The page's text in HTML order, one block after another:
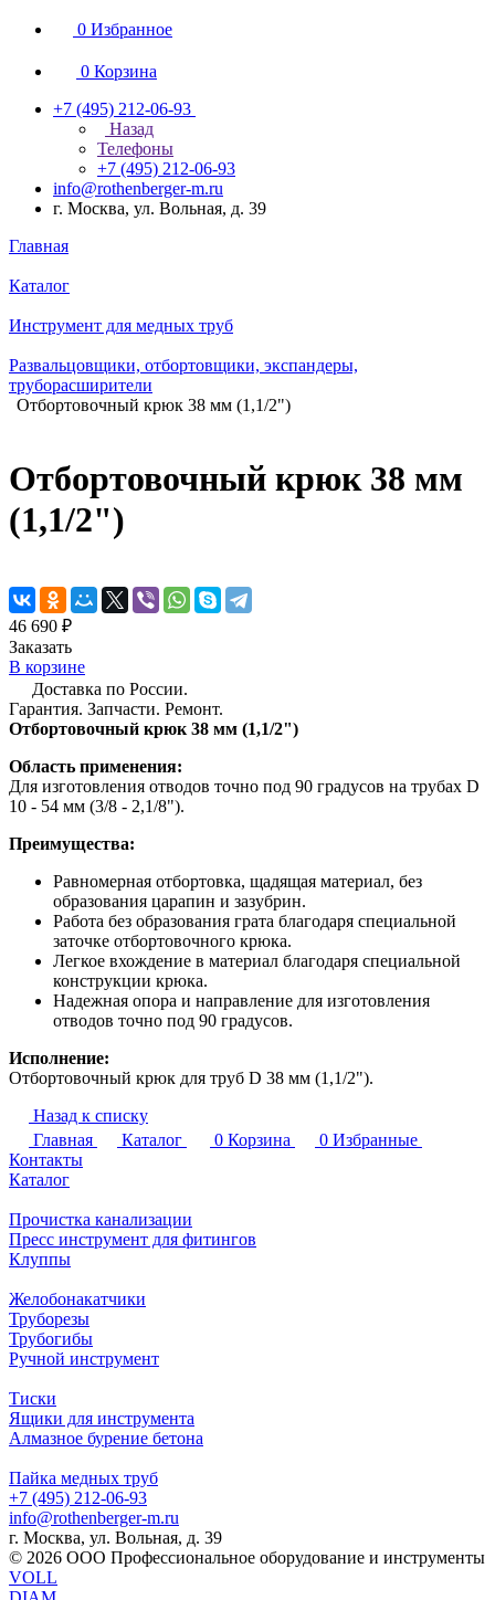
0 Избранное
0 Корзина
+7 (495) 212-06-93
Назад
Телефоны
+7 (495) 212-06-93
info@rothenberger-m.ru
г. Москва, ул. Вольная, д. 39
Главная
Каталог
Инструмент для медных труб
Развальцовщики, отбортовщики, экспандеры,
труборасширители
Отбортовочный крюк 38 мм (1,1/2")
Отбортовочный крюк 38 мм
(1,1/2")
46 690 ₽
Заказать
В корзине
Доставка по России.
Гарантия. Запчасти. Ремонт.
Отбортовочный крюк 38 мм (1,1/2")
Область применения:
Для изготовления отводов точно под 90 градусов на трубах D
10 - 54 мм (3/8 - 2,1/8").
Преимущества:
Равномерная отбортовка, щадящая материал, без
образования царапин и зазубрин.
Работа без образования грата благодаря специальной
заточке отбортовочного крюка.
Легкое вхождение в материал благодаря специальной
конструкции крюка.
Надежная опора и направление для изготовления
отводов точно под 90 градусов.
Исполнение:
Отбортовочный крюк для труб D 38 мм (1,1/2").
Назад к списку
Главная
Каталог 0 Корзина 0 Избранные
Контакты
Каталог
Прочистка канализации
Пресс инструмент для фитингов
Клуппы
Желобонакатчики
Труборезы
Трубогибы
Ручной инструмент
Тиски
Ящики для инструмента
Алмазное бурение бетона
Пайка медных труб
+7 (495) 212-06-93
info@rothenberger-m.ru
г. Москва, ул. Вольная, д. 39
© 2026 ООО Профессиональное оборудование и инструменты
VOLL